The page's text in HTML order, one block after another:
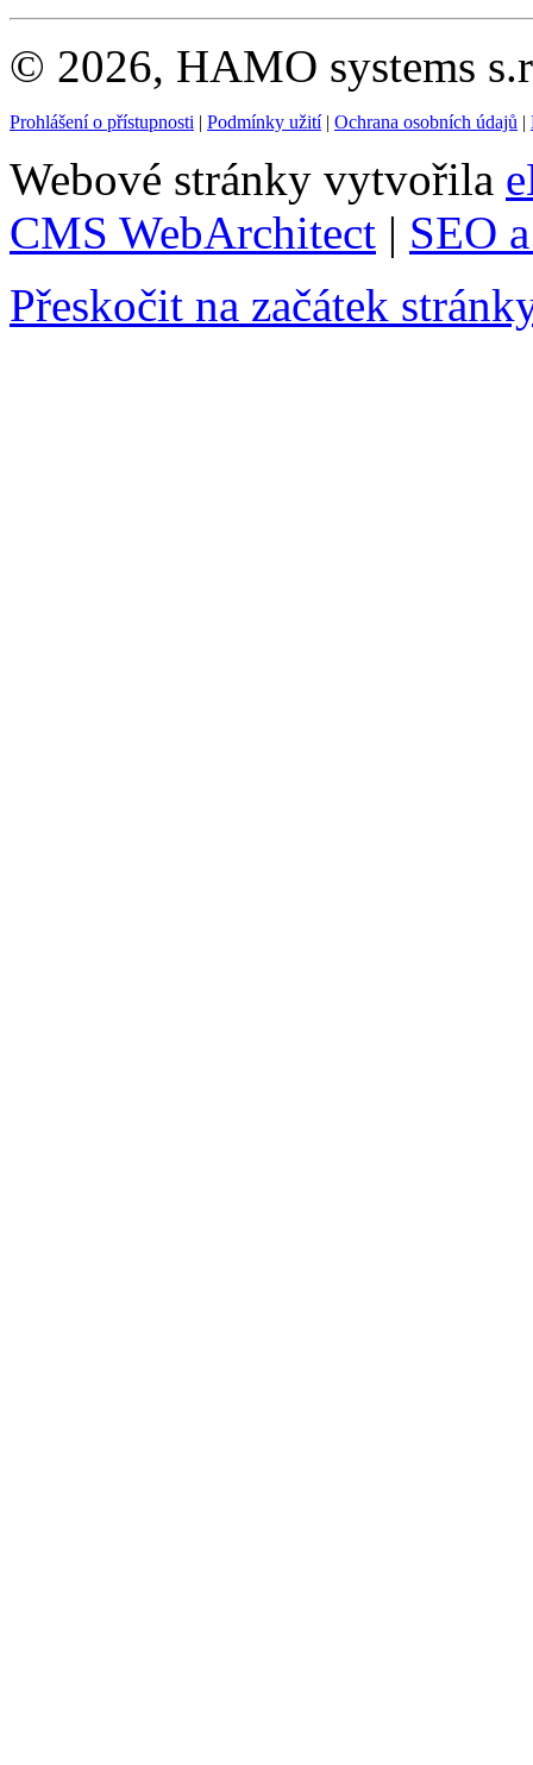
© 2026, HAMO systems
Prohlášení o přístupnosti | Podmínky užití| Ochrana osobních údajů |
Webové stránky vytvořila
CMS WebArchitect | SEO
Přeskočit na začátek